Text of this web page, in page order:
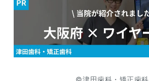
©津田歯科・矯正歯科.